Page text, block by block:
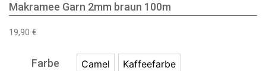
Makramee Garn 2mm braun 100m
19,90 €
Farbe Camel Kaffeefarbe